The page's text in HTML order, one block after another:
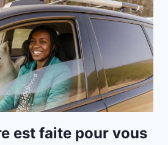
est faite pour vous